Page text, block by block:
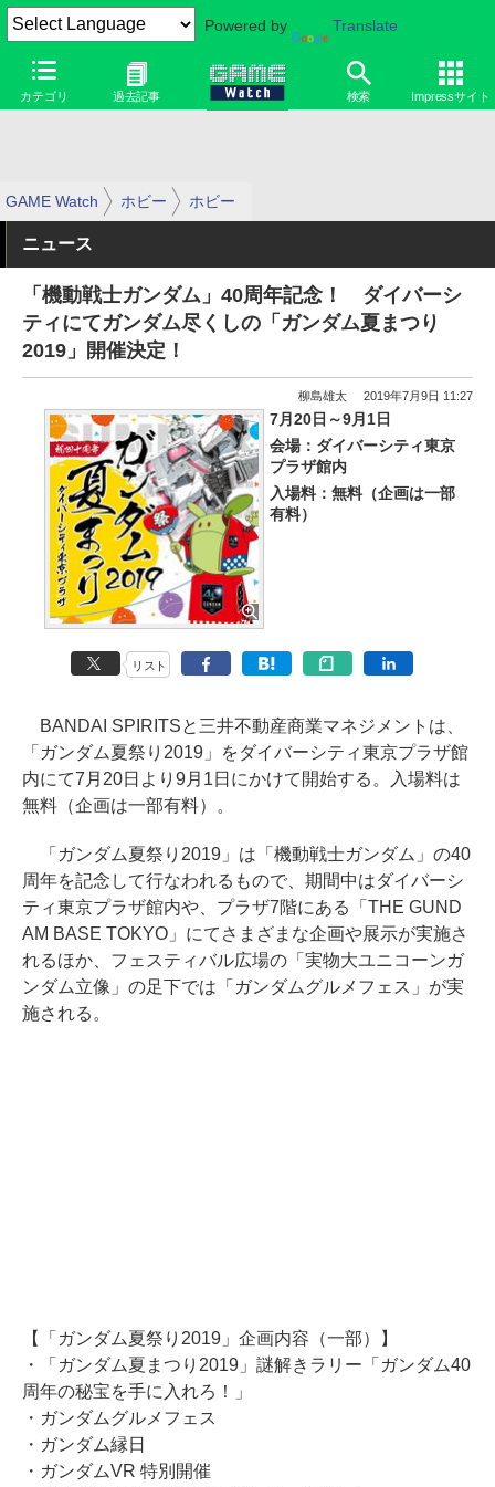
Powered by Translate
カテゴリ 過去記事 検索 Impressサイト
GAME Watch ホビー ホビー
ニュース
「機動戦士ガンダム」40周年記念！ ダイバーシ
ティにてガンダム尽くしの「ガンダム夏まつり
2019」開催決定！
柳島雄太 2019年7月9日 11:27
7月20日～9月1日
会場：ダイバーシティ東京
プラザ館内
入場料：無料（企画は一部
有料）
リスト
BANDAI SPIRITSと三井不動産商業マネジメントは、
「ガンダム夏祭り2019」をダイバーシティ東京プラザ館
内にて7月20日より9月1日にかけて開始する。入場料は
無料（企画は一部有料）。
「ガンダム夏祭り2019」は「機動戦士ガンダム」の40
周年を記念して行なわれるもので、期間中はダイバーシ
ティ東京プラザ館内や、プラザ7階にある「THE GUND
AM BASE TOKYO」にてさまざまな企画や展示が実施さ
れるほか、フェスティバル広場の「実物大ユニコーンガ
ンダム立像」の足下では「ガンダムグルメフェス」が実
施される。
【「ガンダム夏祭り2019」企画内容（一部）】
・「ガンダム夏まつり2019」謎解きラリー「ガンダム40
周年の秘宝を手に入れろ！」
・ガンダムグルメフェス
・ガンダム縁日
・ガンダムVR 特別開催